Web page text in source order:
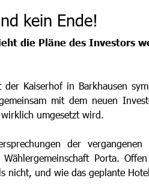
kein Ende!
die Pläne des Investors
Kaiserhof in Barkhausen
mit dem neuen
umgesetzt wird.
der
Wählergemeinschaft Porta.
nicht, und wie das geplante